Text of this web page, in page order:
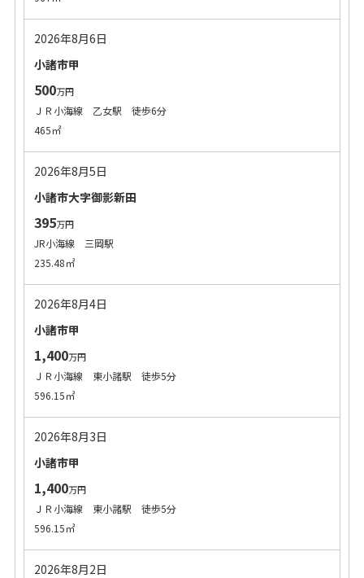
2026年8月6日
小諸市甲
500万円
ＪＲ小海線 乙女駅 徒歩6分
465㎡
2026年8月5日
小諸市大字御影新田
395万円
JR小海線 三岡駅
235.48㎡
2026年8月4日
小諸市甲
1,400万円
ＪＲ小海線 東小諸駅 徒歩5分
596.15㎡
2026年8月3日
小諸市甲
1,400万円
ＪＲ小海線 東小諸駅 徒歩5分
596.15㎡
2026年8月2日